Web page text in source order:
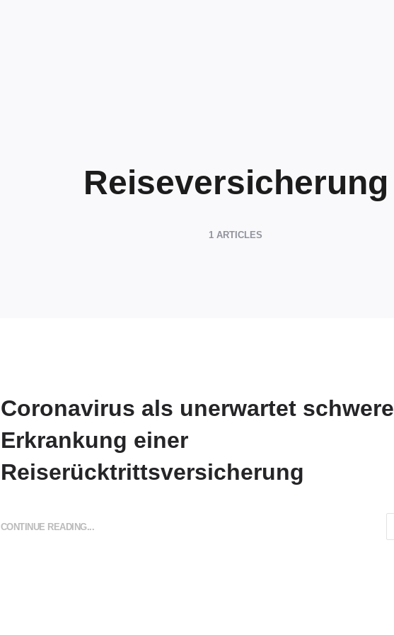
Reiseversicherung
1 ARTICLES
Coronavirus als unerwartet schwere
Erkrankung einer
Reiserücktrittsversicherung
CONTINUE READING...